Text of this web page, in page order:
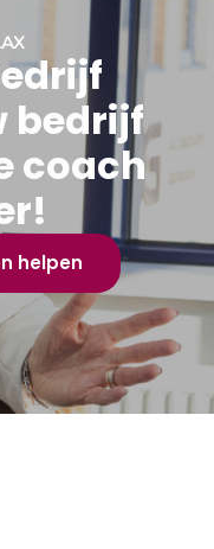
bedrijf
coach
helpen